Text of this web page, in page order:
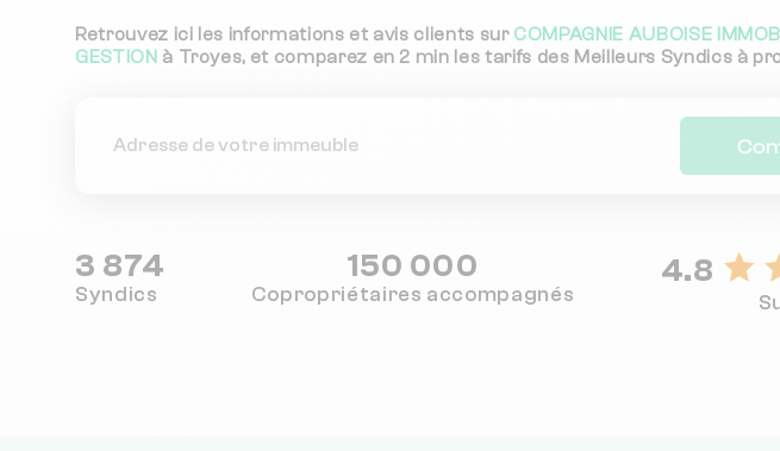
Retrouvez ici les informations et avis clients sur COMPAGNIE AUBOISE
GESTION à Troyes, et comparez en 2 min les tarifs des Meilleurs Syndics à
3 874
Syndics
150 000
Copropriétaires accompagnés
4.8